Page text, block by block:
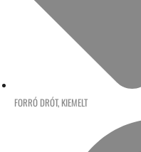
FORRÓ DRÓT, KIEMELT